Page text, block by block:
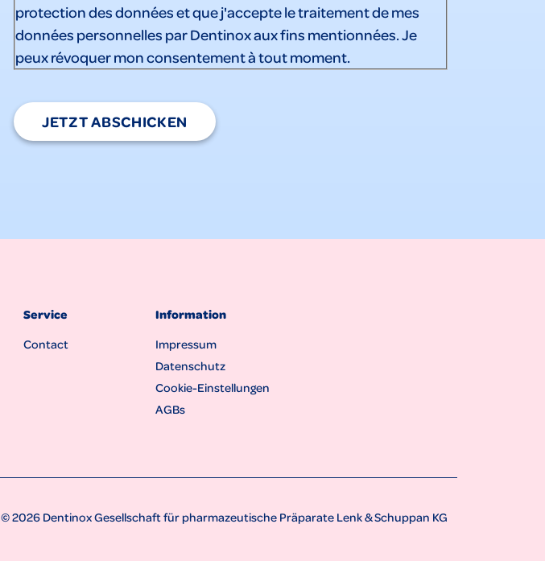
protection des donnéeset que j'accepte le traitement de mes
données personnelles par Dentinox aux fins mentionnées. Je
peux révoquer mon consentement à tout moment.
JETZT ABSCHICKEN
Service
Contact
Information
Impressum
Datenschutz
Cookie-Einstellungen
AGBs
© 2026 Dentinox Gesellschaft für pharmazeutische Präparate Lenk & Schuppan KG